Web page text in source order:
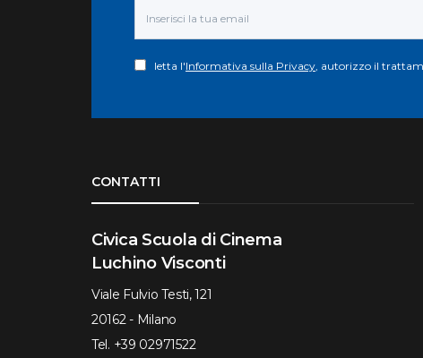
letta l'Informativa sulla Privacy, autorizzo il
CONTATTI
Civica Scuola di Cinema
Luchino Visconti
Viale Fulvio Testi, 121
20162 - Milano
Tel. +39 02971522